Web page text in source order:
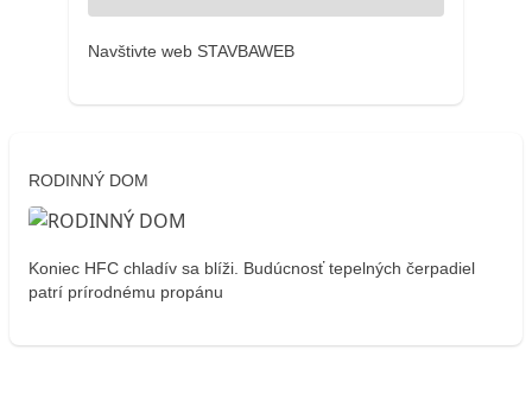
Navštivte web STAVBAWEB
RODINNÝ DOM
Koniec HFC chladív sa blíži. Budúcnosť tepelných čerpadiel
patrí prírodnému propánu